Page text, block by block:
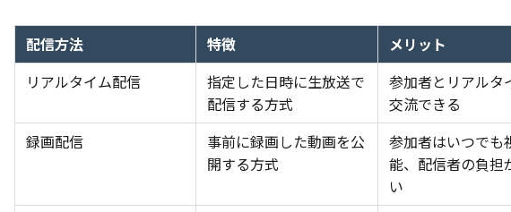
配信方法 特徴 メリット
リアルタイム配信
指定した日時に生放送で
配信する方式
参加者とリアルタ
交流できる
録画配信
事前に録画した動画を公
開する方式
参加者はいつでも
能、配信者の負担
い